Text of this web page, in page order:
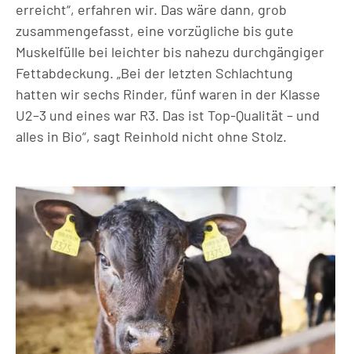
erreicht“, erfahren wir. Das wäre dann, grob
zusammengefasst, eine vorzügliche bis gute
Muskelfülle bei leichter bis nahezu durchgängiger
Fettabdeckung. „Bei der letzten Schlachtung
hatten wir sechs Rinder, fünf waren in der Klasse
U2–3 und eines war R3. Das ist Top-Qualität – und
alles in Bio“, sagt Reinhold nicht ohne Stolz.